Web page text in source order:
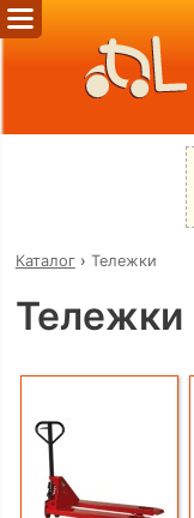
Каталог› Тележки
Тележки